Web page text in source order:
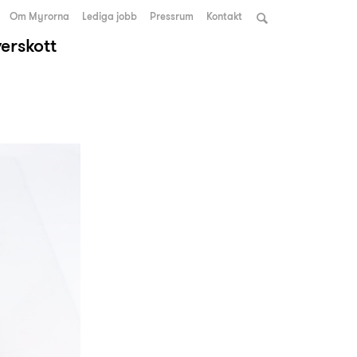
Om Myrorna Lediga jobb Pressrum Kontakt